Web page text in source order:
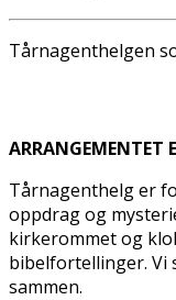
Tårnagenthelgen
ARRANGEMENTET
Tårnagenthelg er
oppdrag og
kirkerommet og
bibelfortellinger. Vi
sammen.